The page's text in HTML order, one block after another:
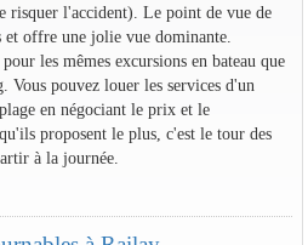
risquer l'accident). Le point de vue de
offre une jolie vue dominante.
les mêmes excursions en bateau que
Vous pouvez louer les services d'un
en négociant le prix et le
proposent le plus, c'est le tour des
à la journée.